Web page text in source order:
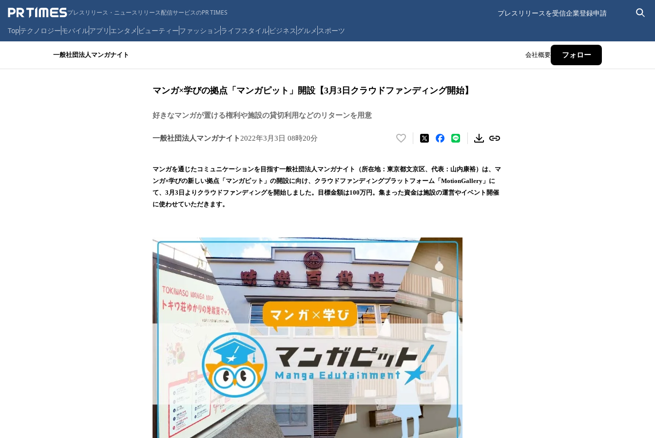
プレスリリース・ニュースリリース配信サービスのPR TIMES プレスリリースを受信企業登録申請
Topテクノロジーモバイルアプリ エンタメ ビューティーファッションライフスタイルビジネス グルメ スポーツ
一般社団法人マンガナイト 会社概要 フォロー
マンガ×学びの拠点「マンガピット」開設【3月3日クラウドファンディング開始】
好きなマンガが置ける権利や施設の貸切利用などのリターンを用意
一般社団法人マンガナイト 2022年3月3日 08時20分
い
！
数
を
中
す
マンガを通じたコミュニケーションを目指す一般社団法人マンガナイト（所在地：東京都文京区、代表：山内康裕）は、マ
ンガ×学びの新しい拠点「マンガピット」の開設に向け、クラウドファンディングプラットフォーム「MotionGallery」に
て、3月3日よりクラウドファンディングを開始しました。目標金額は100万円。集まった資金は施設の運営やイベント開催
に使わせていただきます。